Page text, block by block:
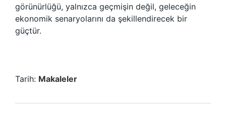
görünürlüğü, yalnızca geçmişin değil, geleceğin
ekonomik senaryolarını da şekillendirecek bir
güçtür.
Tarih: Makaleler